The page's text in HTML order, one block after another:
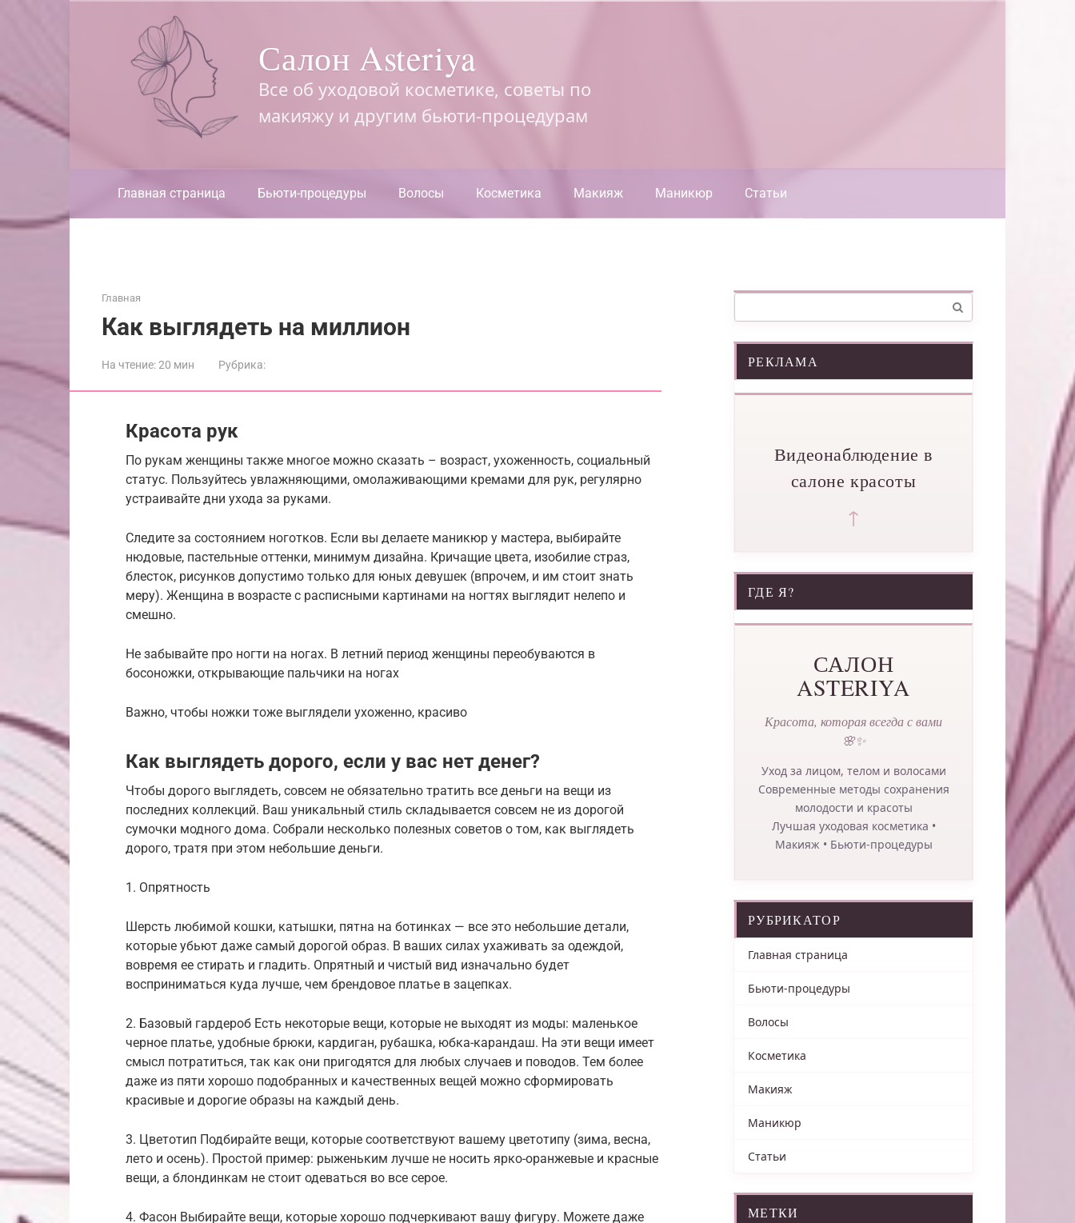
Салон Asteriya
Все об уходовой косметике, советы по
макияжу и другим бьюти-процедурам
Главная страница Бьюти-процедуры Волосы Косметика Макияж Маникюр Статьи
Главная
Как выглядеть на миллион
На чтение:20 мин Рубрика:
Красота рук
По рукам женщины также многое можно сказать – возраст, ухоженность, социальный
статус. Пользуйтесь увлажняющими, омолаживающими кремами для рук, регулярно
устраивайте дни ухода за руками.
Следите за состоянием ноготков. Если вы делаете маникюр у мастера, выбирайте
нюдовые, пастельные оттенки, минимум дизайна. Кричащие цвета, изобилие страз,
блесток, рисунков допустимо только для юных девушек (впрочем, и им стоит знать
меру). Женщина в возрасте с расписными картинами на ногтях выглядит нелепо и
смешно.
Не забывайте про ногти на ногах. В летний период женщины переобуваются в
босоножки, открывающие пальчики на ногах
Важно, чтобы ножки тоже выглядели ухоженно, красиво
Как выглядеть дорого, если у вас нет денег?
Чтобы дорого выглядеть, совсем не обязательно тратить все деньги на вещи из
последних коллекций. Ваш уникальный стиль складывается совсем не из дорогой
сумочки модного дома. Собрали несколько полезных советов о том, как выглядеть
дорого, тратя при этом небольшие деньги.
1. Опрятность
Шерсть любимой кошки, катышки, пятна на ботинках — все это небольшие детали,
которые убьют даже самый дорогой образ. В ваших силах ухаживать за одеждой,
вовремя ее стирать и гладить. Опрятный и чистый вид изначально будет
восприниматься куда лучше, чем брендовое платье в зацепках.
2. Базовый гардероб Есть некоторые вещи, которые не выходят из моды: маленькое
черное платье, удобные брюки, кардиган, рубашка, юбка-карандаш. На эти вещи имеет
смысл потратиться, так как они пригодятся для любых случаев и поводов. Тем более
даже из пяти хорошо подобранных и качественных вещей можно сформировать
красивые и дорогие образы на каждый день.
3. Цветотип Подбирайте вещи, которые соответствуют вашему цветотипу (зима, весна,
лето и осень). Простой пример: рыженьким лучше не носить ярко-оранжевые и красные
вещи, а блондинкам не стоит одеваться во все серое.
4. Фасон Выбирайте вещи, которые хорошо подчеркивают вашу фигуру. Можете даже
РЕКЛАМА
Видеонаблюдение в
салоне красоты
↑
ГДЕ Я?
САЛОН
ASTERIYA
Красота, которая всегда с вами
🌸✨
Уход за лицом, телом и волосами
Современные методы сохранения
молодости и красоты
Лучшая уходовая косметика •
Макияж • Бьюти-процедуры
РУБРИКАТОР
Главная страница
Бьюти-процедуры
Волосы
Косметика
Макияж
Маникюр
Статьи
МЕТКИ